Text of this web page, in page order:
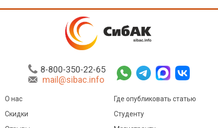
8-800-350-22-65
mail@sibac.info
О нас
Скидки
Где опубликовать статью
Студенту